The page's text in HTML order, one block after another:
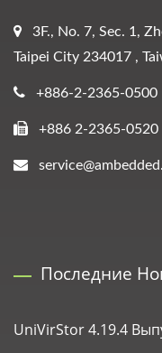
3F., No. 7, Sec. 1,
Taipei City 234017 ,
+886-2-2365-0500
+886 2-2365-0520
Последние
UniVirStor 4.19.4